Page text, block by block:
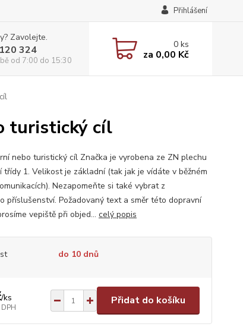
Přihlášení
Zavolejte.
324
od 7:00 do 15:30
0ks
za 0,00 Kč
turistický cíl
nebo turistický cíl Značka je vyrobena ze ZN plechu
1. Velikost je základní (tak jak je vídáte v běžném
Nezapomeňte si také vybrat z
příslušenství. Požadovaný text a směr této dopravní
vepiště při objed... celý popis
do 10 dnů
/ks Přidat do košíku